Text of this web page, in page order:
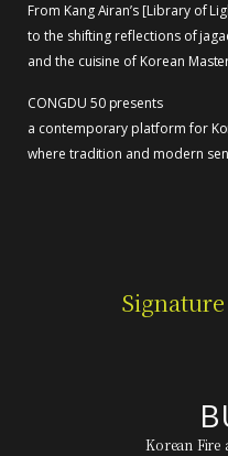
From Kang Airan’s [Library of
to the shifting reflections of
and the cuisine of Korean
CONGDU 50 presents
a contemporary platform for
where tradition and modern
Korean Fire